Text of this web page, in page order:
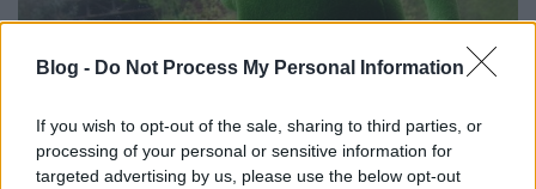
Blog - Do Not Process My Personal Information
If you wish to opt-out of the sale, sharing to third parties, or
processing of your personal or sensitive information for
targeted advertising by us, please use the below opt-out